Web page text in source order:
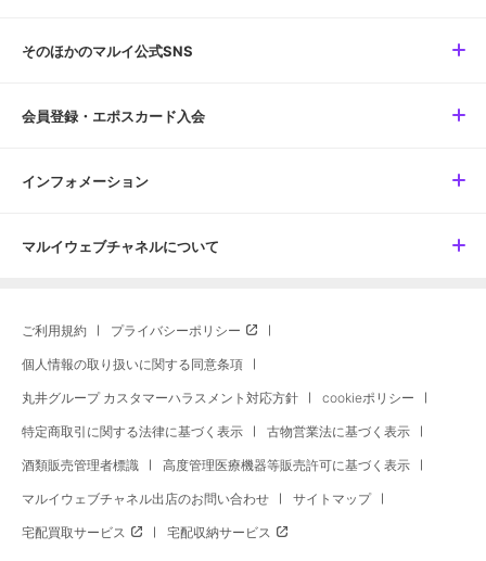
そのほかのマルイ公式SNS
会員登録・エポスカード入会
インフォメーション
マルイウェブチャネルについて
ご利用規約 プライバシーポリシー
個人情報の取り扱いに関する同意条項
丸井グループ カスタマーハラスメント対応方針 cookieポリシー
特定商取引に関する法律に基づく表示 古物営業法に基づく表示
酒類販売管理者標識 高度管理医療機器等販売許可に基づく表示
マルイウェブチャネル出店のお問い合わせ サイトマップ
宅配買取サービス 宅配収納サービス